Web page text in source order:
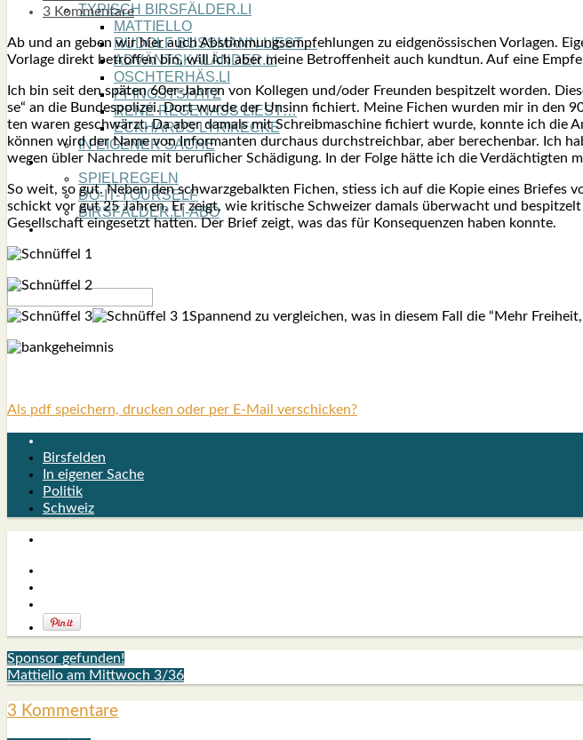
TYPISCH BIRSFÄLDER.LI
MATTIELLO
RUDOLF BUSS­MANN LIEST…
ADVÄNTSKALÄNDER.LI
OSCHTERHÄS.LI
PFINGST­SPATZ
RENÉ REGEN­ASS LIEST…
ECK­HARDS LYRIK­ECKE
IN EIGE­NER SACHE
SO GOOT’S
SPIEL­RE­GELN
DO-IT-YOUR­S­ELF
BIRSFÄLDER.LI-ABO
SHOUT­BOX
3 Kommentare
Ab und an geben wir hier auch Abstim­mungs­emp­feh­lun­gen zu eid­ge­nös­si­schen Vor­la­gen.
Vor­la­ge direkt betrof­fen bin, will ich aber mei­ne Betrof­fen­heit auch kund­tun. Auf eine
Ich bin seit den spä­ten 60er-Jah­ren von Kol­le­gen und/oder Freun­den bespit­zelt wor­den.
se“ an die Bun­des­po­li­zei. Dort wur­de der Unsinn fichiert. Mei­ne Fichen wur­den mir in den
ten waren geschwärzt. Da aber damals mit Schreib­ma­schi­ne fichiert wur­de, konn­te ich die
kön­nen wird der Name von Infor­man­ten durch­aus durch­streich­bar, aber bere­chen­bar. Ich
wegen übler Nach­re­de mit beruf­li­cher Schä­di­gung. In der Fol­ge hät­te ich die Ver­däch­tig­ten
So weit, so gut. Neben den schwarz­ge­balk­ten Fichen, stiess ich auf die Kopie eines
schickt vor gut 25 Jah­ren. Er zeigt, wie kri­ti­sche Schwei­zer damals über­wacht und
Gesell­schaft ein­ge­setzt hat­ten. Der Brief zeigt, was das für Kon­se­quen­zen haben konn­te.
Span­nend zu ver­glei­chen, was in die­sem Fall die “Mehr
Als pdf speichern, drucken oder per E-Mail verschicken?
Birsfelden
In eigener Sache
Politik
Schweiz
Sponsor gefunden!
Mattiello am Mittwoch 3/36
3 Kommentare